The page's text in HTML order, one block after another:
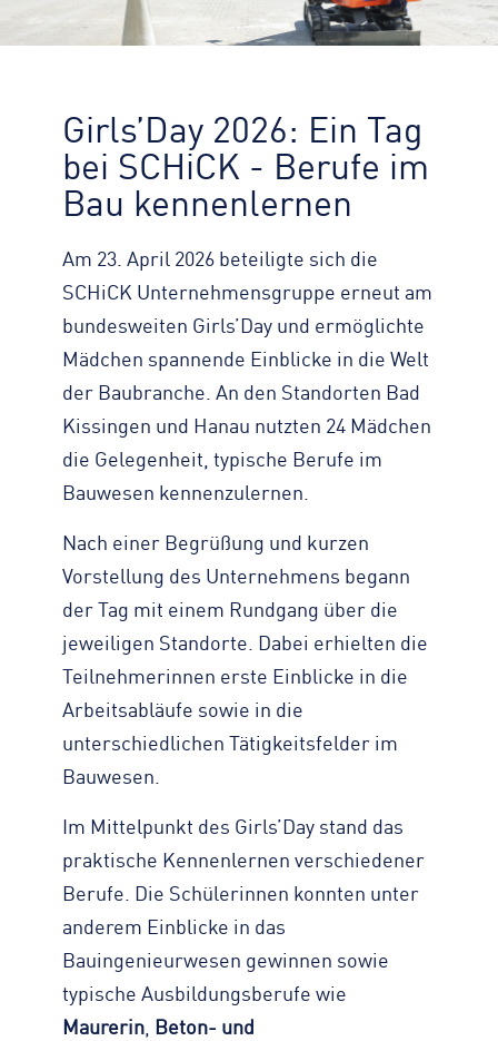
Straßenreinigung
Containerservice
Begleitfahrzeug
Zahlen, Daten, Fakten
Engagement
Zertifizierungen & Partner
Nachhaltigkeit
KONTAKT
Barrierefreiheit
Transparenz
Hinweisgeber
Kontaktformular
Girls’Day 2026: Ein Tag
bei SCHiCK - Berufe im
Bau kennenlernen
Am 23. April 2026 beteiligte sich die
SCHiCK Unternehmensgruppe erneut am
bundesweiten Girls’Day und ermöglichte
Mädchen spannende Einblicke in die Welt
der Baubranche. An den Standorten Bad
Kissingen und Hanau nutzten 24 Mädchen
die Gelegenheit, typische Berufe im
Bauwesen kennenzulernen.
Nach einer Begrüßung und kurzen
Vorstellung des Unternehmens begann
der Tag mit einem Rundgang über die
jeweiligen Standorte. Dabei erhielten die
Teilnehmerinnen erste Einblicke in die
Arbeitsabläufe sowie in die
unterschiedlichen Tätigkeitsfelder im
Bauwesen.
Im Mittelpunkt des Girls’Day stand das
praktische Kennenlernen verschiedener
Berufe. Die Schülerinnen konnten unter
anderem Einblicke in das
Bauingenieurwesen gewinnen sowie
typische Ausbildungsberufe wie
Maurerin, Beton- und